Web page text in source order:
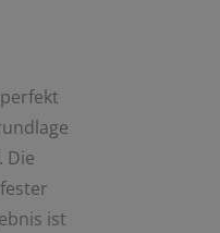
Die
ist